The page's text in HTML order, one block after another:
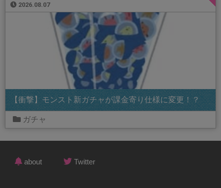
2026.08.07
【衝撃】モンスト新ガチャが課金寄り仕様に変更！？
ガチャ
about Twitter